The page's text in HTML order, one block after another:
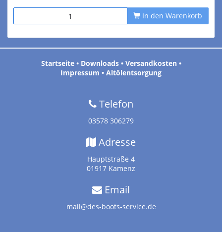
In den Warenkorb
Startseite• Downloads• Versandkosten•
Impressum • Altölentsorgung
Telefon
03578 306279
Adresse
Hauptstraße 4
01917 Kamenz
Email
mail@des-boots-service.de